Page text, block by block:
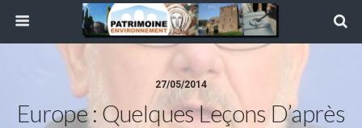
27/05/2014
Europe : Quelques Leçons D’après